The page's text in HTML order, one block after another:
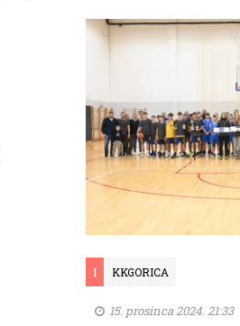
I KKGORICA
15. prosinca 2024. 21:33